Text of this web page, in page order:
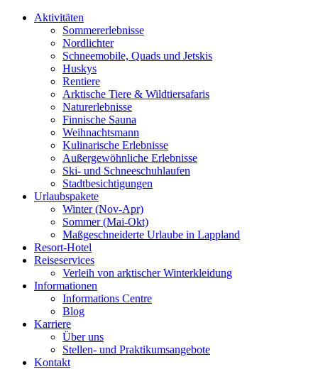
Aktivitäten
Sommererlebnisse
Nordlichter
Schneemobile, Quads und Jetskis
Huskys
Rentiere
Arktische Tiere & Wildtiersafaris
Naturerlebnisse
Finnische Sauna
Weihnachtsmann
Kulinarische Erlebnisse
Au­ßer­gewöhnliche Erlebnisse
Ski- und Schneeschuhlaufen
Stadtbesichtigungen
Urlaubspakete
Winter (Nov-Apr)
Sommer (Mai-Okt)
Maßgeschneiderte Urlaube in Lappland
Resort-Hotel
Reiseservices
Verleih von arktischer Winterkleidung
Informationen
Informations Centre
Blog
Karriere
Über uns
Stellen- und Praktikumsangebote
Kontakt